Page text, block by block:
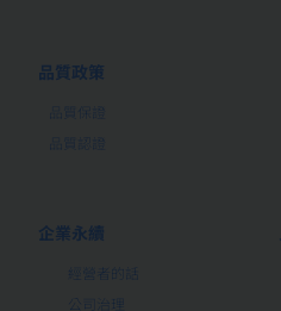
品質政策
品質保證
品質認證
企業永續
經營者的話
公司治理